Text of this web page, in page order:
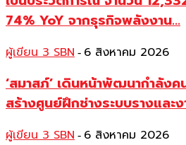
74% YoY จากธุรกิจพลังงาน...
ผู้เขียน 3 SBN - 6 สิงหาคม 2026
‘สมาสภ์’ เดินหน้าพัฒนากำลัง
สร้างศูนย์ฝึกช่างระบบรางและ
ผู้เขียน 3 SBN - 6 สิงหาคม 2026